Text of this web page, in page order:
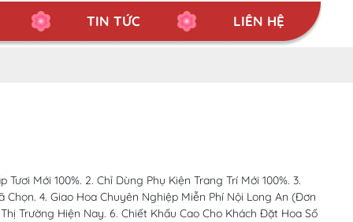
TIN TỨC LIÊN HỆ
Mới 100%. 2. Chỉ Dùng Phụ Kiện Trang Trí Mới 100%. 3.
4. Giao Hoa Chuyên Nghiệp Miễn Phí Nội Long An (Đơn
Trường Hiện Nay. 6. Chiết Khấu Cao Cho Khách Đặt Hoa Số